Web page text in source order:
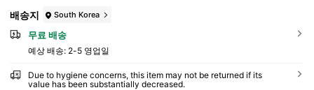
배송지 South Korea
무료 배송
예상 배송: 2-5 영업일
Due to hygiene concerns, this item may not be returned if its
value has been substantially decreased.